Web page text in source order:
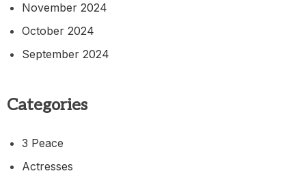
November 2024
October 2024
September 2024
Categories
3 Peace
Actresses